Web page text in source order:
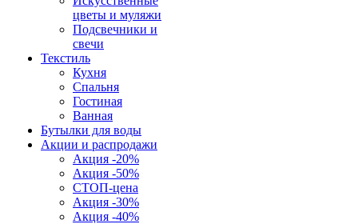
цветы и муляжи
Подсвечники и
свечи
Текстиль
Кухня
Спальня
Гостиная
Ванная
Бутылки для воды
Акции и распродажи
Акция -20%
Акция -50%
СТОП-цена
Акция -30%
Акция -40%